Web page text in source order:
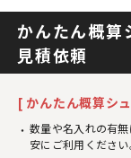
かんたん概算
見積依頼
[ かんたん概算シ
数量や名入れの有
安にご利用ください